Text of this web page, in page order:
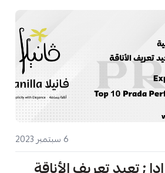
6 سبتمبر 2023